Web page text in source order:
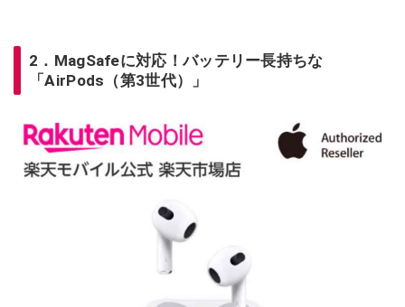
2．MagSafeに対応！バッテリー長持ちな
「AirPods（第3世代）」